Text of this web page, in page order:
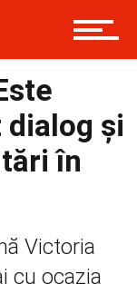
dialog și
în
Victoria
cu ocazia